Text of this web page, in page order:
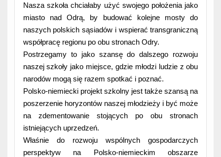
Nasza szkoła chciałaby użyć swojego położenia jako
miasto nad Odrą, by budować kolejne mosty do
naszych polskich sąsiadów i wspierać transgraniczną
współpracę regionu po obu stronach Odry.
Postrzegamy to jako szansę do dalszego rozwoju
naszej szkoły jako miejsce, gdzie młodzi ludzie z obu
narodów mogą się razem spotkać i poznać.
Polsko-niemiecki projekt szkolny jest także szansą na
poszerzenie horyzontów naszej młodzieży i być może
na zdementowanie stojących po obu stronach
istniejących uprzedzeń.
Właśnie do rozwoju wspólnych gospodarczych
perspektyw na Polsko-niemieckim obszarze